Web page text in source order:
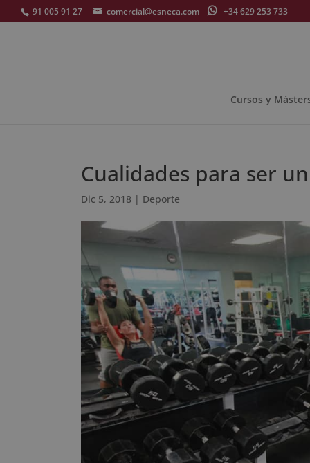
91 005 91 27 comercial@esneca.com +34 629 253 733
Cursos y
Cualidades para ser
Dic 5, 2018 | Deporte